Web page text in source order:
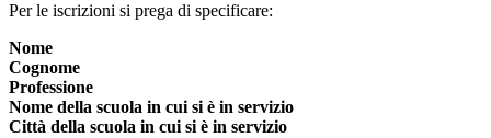
Per le iscrizioni si prega di specificare:
Nome
Cognome
Professione
Nome della scuola in cui si è in servizio
Città della scuola in cui si è in servizio